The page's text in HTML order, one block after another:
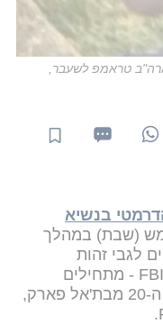
טראמפ לשעבר,
בנשיא
(שבת) במהלך
לגבי זהות
המתנקש - שנורה למוות על ידי ה-FBI - מתחילים
להתבהר. תומאס מתיו קרוקס, בן ה-20 מבת'אל פארק,